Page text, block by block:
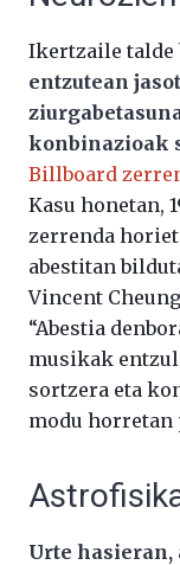
Ikertzaile talde
entzutean
konbinazioak
Billboard
Kasu honetan,
zerrenda
abestitan
Vincent
“Abestia
musikak
sortzera eta
modu horretan
Urte